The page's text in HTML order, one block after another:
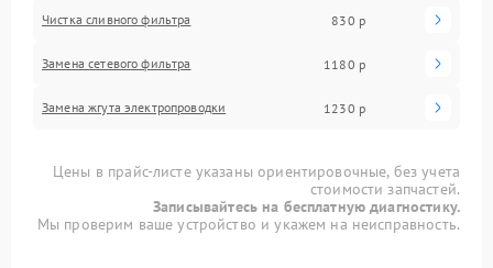
Чистка сливного фильтра 830 р
Замена сетевого фильтра 1180 р
Замена жгута электропроводки 1230 р
Цены в прайс-листе указаны ориентировочные, без учета
стоимости запчастей.
Записывайтесь на бесплатную диагностику.
Мы проверим ваше устройство и укажем на неисправность.